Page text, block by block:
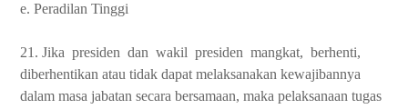
e. Peradilan Tinggi
21. Jika presiden dan wakil presiden mangkat, berhenti,
diberhentikan atau tidak dapat melaksanakan kewajibannya
dalam masa jabatan secara bersamaan, maka pelaksanaan tugas